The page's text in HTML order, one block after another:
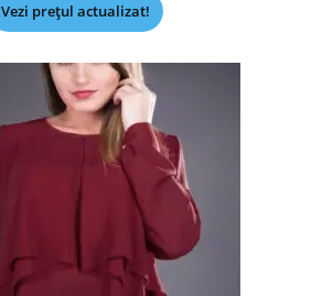
Vezi prețul actualizat!